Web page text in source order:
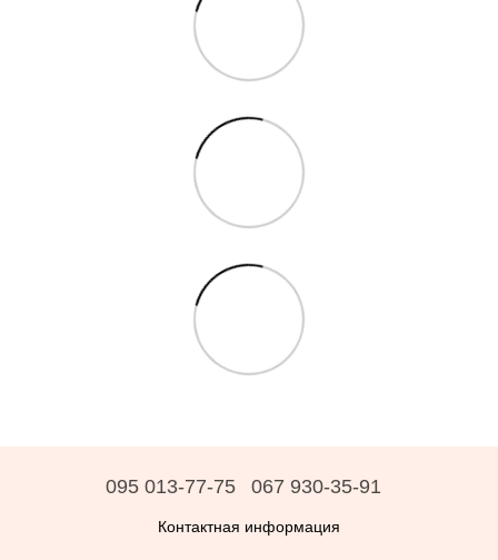
095 013-77-75 067 930-35-91
Контактная информация